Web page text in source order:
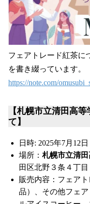
フェアトレード紅茶に
を書き綴っています。
https://note.com/
【札幌市立清田高
て】
日時: 2025年7月12
場所： 札幌市立清
田区北野３条４丁目
販売内容：フェア
品）、その他フェ